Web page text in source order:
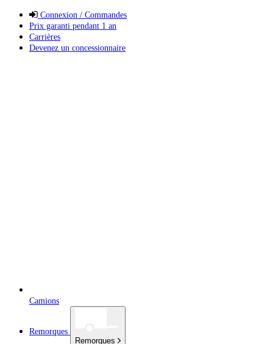
Connexion / Commandes
Prix garanti pendant 1 an
Carrières
Devenez un concessionnaire
Camions
Remorques
Remorques